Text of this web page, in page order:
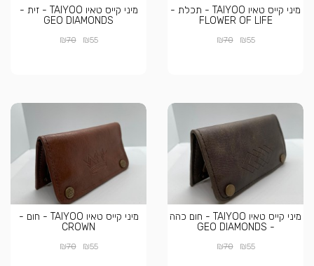
מיני קייס טאיו TAIYOO - תכלת -
FLOWER OF LIFE
₪55
₪70
מיני קייס טאיו TAIYOO - זית -
GEO DIAMONDS
₪55
₪70
מיני קייס טאיו TAIYOO - חום כהה
- GEO DIAMONDS
₪55
₪70
מיני קייס טאיו TAIYOO - חום -
CROWN
₪55
₪70